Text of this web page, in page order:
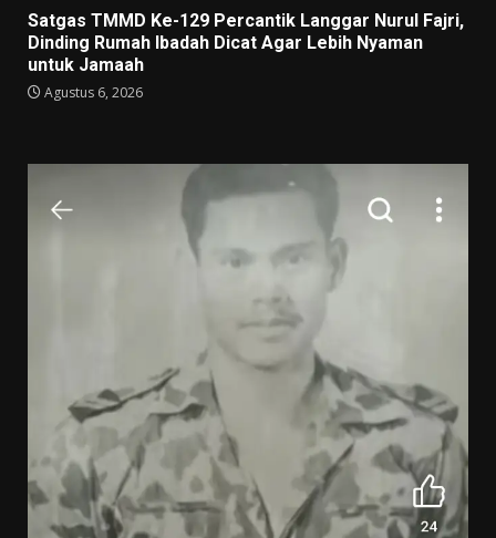
Satgas TMMD Ke-129 Percantik Langgar Nurul Fajri,
Dinding Rumah Ibadah Dicat Agar Lebih Nyaman
untuk Jamaah
Agustus 6, 2026